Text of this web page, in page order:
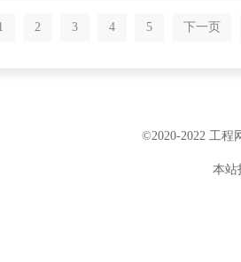
2 3 4 5 下一页
©2020-2022 工程
本站